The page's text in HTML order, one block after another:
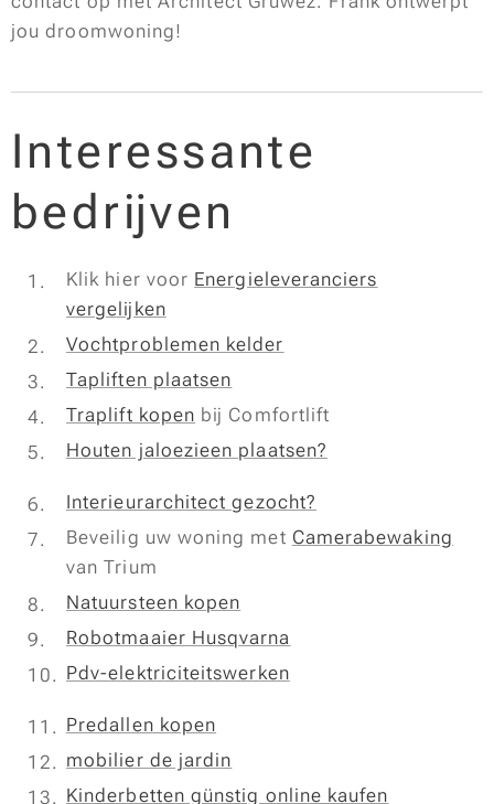
jou droomwoning!
Interessante
bedrijven
Klik hier voor Energieleveranciers
vergelijken
Vochtproblemen kelder
Tapliften plaatsen
Traplift kopen bij Comfortlift
Houten jaloezieen plaatsen?
Interieurarchitect gezocht?
Beveilig uw woning met Camerabewaking
van Trium
Natuursteen kopen
Robotmaaier Husqvarna
Pdv-elektriciteitswerken
Predallen kopen
mobilier de jardin
Kinderbetten günstig online kaufen